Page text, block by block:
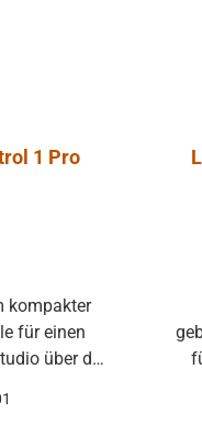
1 Pro
für einen
über die
gebraucht